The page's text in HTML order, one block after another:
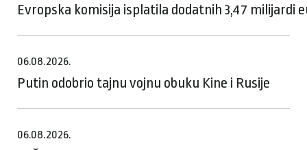
Evropska komisija isplatila dodatnih 3,47 milijardi
06.08.2026.
Putin odobrio tajnu vojnu obuku Kine i Rusije
06.08.2026.